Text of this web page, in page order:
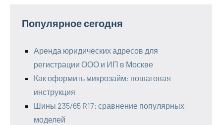
Популярное сегодня
Аренда юридических адресов для
регистрации ООО и ИП в Москве
Как оформить микрозайм: пошаговая
инструкция
Шины 235/65 R17: сравнение популярных
моделей